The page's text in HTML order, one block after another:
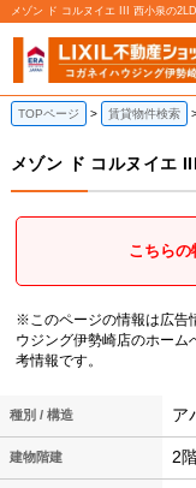
メゾン ド コルヌイエ III 西小泉の
TOPページ 賃貸物件検索
メゾン ド コルヌイエ III
こちらの
※このページの情報は広告
ウジング伊勢崎店のホーム
考情報です。
種別 / 構造 ア
建物階建 2